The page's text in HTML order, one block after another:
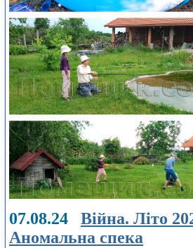
07.08.24 Війна. Літо
Аномальна спека